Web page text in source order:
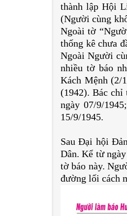
thành lập Hội
(Người cùng
Ngoài tờ
thống kê chưa
Ngoài Người
nhiều tờ báo
Kách Mệnh (2/
(1942). Bác
ngày 07/9/
15/9/1945.
Sau Đại hội
Dân. Kể từ
tờ báo này.
đường lối cách